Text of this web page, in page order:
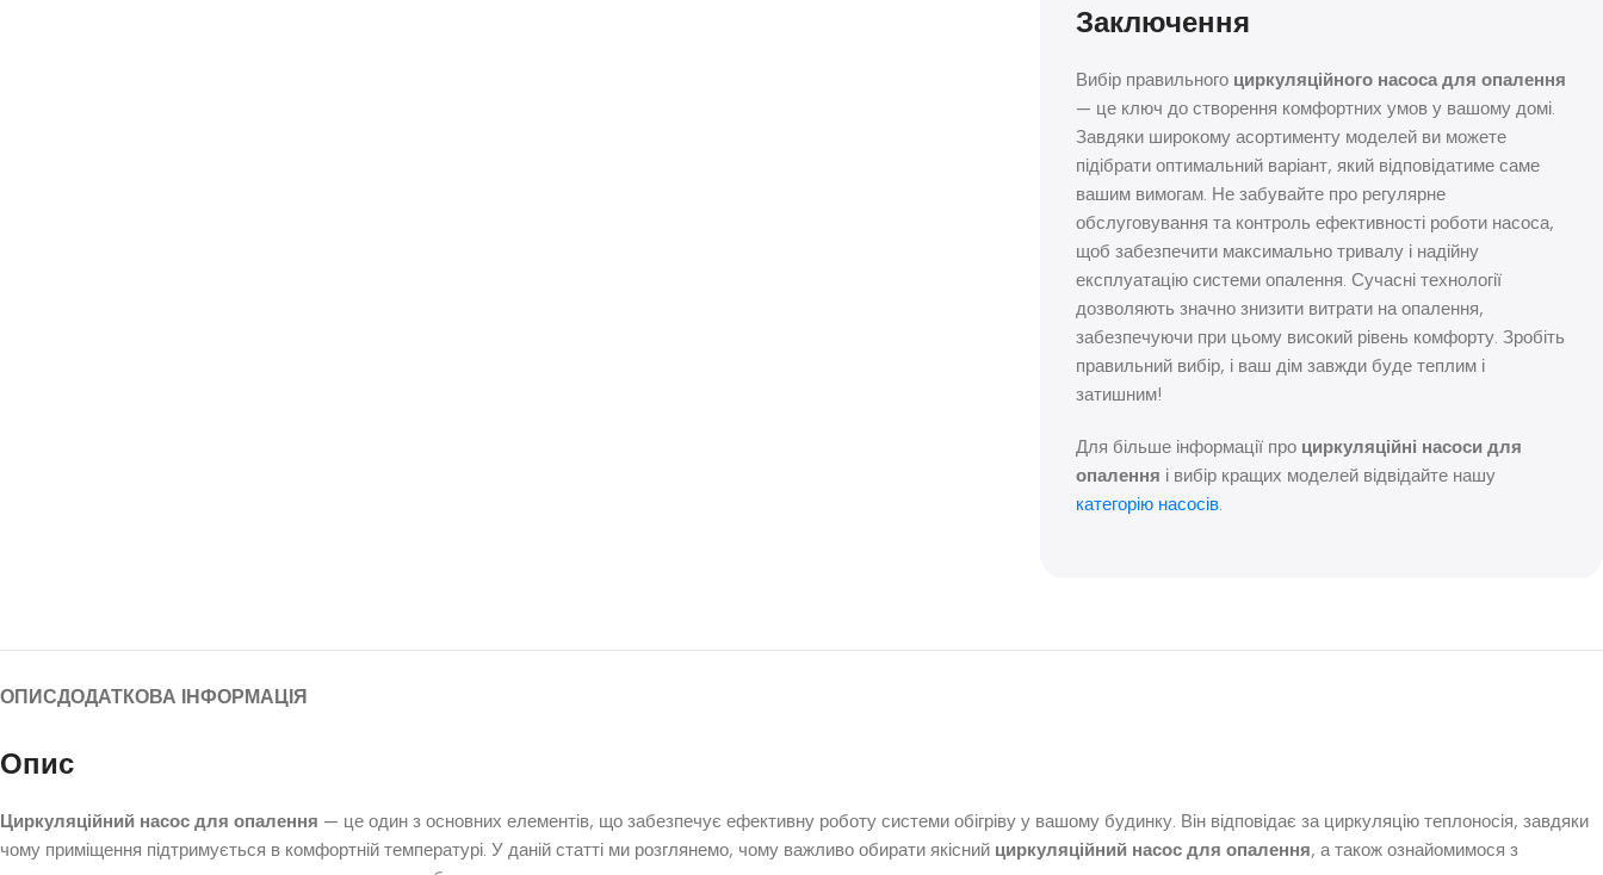
Заключення
Вибір правильного циркуляційного насоса для опалення
— це ключ до створення комфортних умов у вашому домі.
Завдяки широкому асортименту моделей ви можете
підібрати оптимальний варіант, який відповідатиме саме
вашим вимогам. Не забувайте про регулярне
обслуговування та контроль ефективності роботи насоса,
щоб забезпечити максимально тривалу і надійну
експлуатацію системи опалення. Сучасні технології
дозволяють значно знизити витрати на опалення,
забезпечуючи при цьому високий рівень комфорту. Зробіть
правильний вибір, і ваш дім завжди буде теплим і
затишним!
Для більше інформації про циркуляційні насоси для
опалення і вибір кращих моделей відвідайте нашу
категорію насосів
ОПИСДОДАТКОВА ІНФОРМАЦІЯ
Опис
Циркуляційний насос для опалення — це один з основних елементів, що забезпечує ефективну роботу системи обігріву у вашому будинку. Він відповідає за циркуляцію теплоносія, завдяки
чому приміщення підтримується в комфортній температурі. У даній статті ми розглянемо, чому важливо обирати якісний циркуляційний насос для опалення, а також ознайомимося з